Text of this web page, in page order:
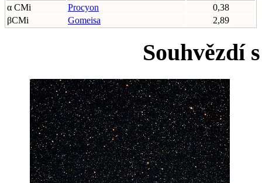
α CMi
Procyon
0,38
βCMi
Gomeisa 2,89
Souhvězdí